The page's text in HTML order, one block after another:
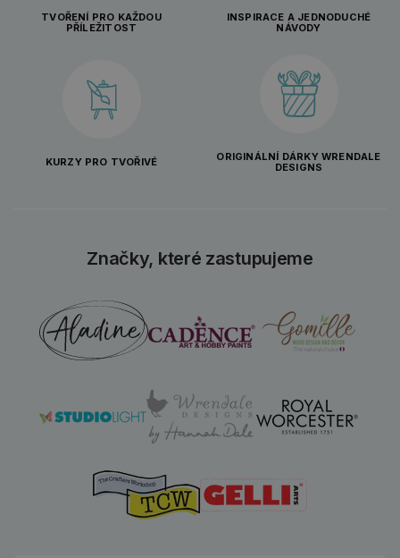
TVOŘENÍ PRO KAŽDOU
PŘÍLEŽITOST
INSPIRACE A JEDNODUCHÉ
NÁVODY
KURZY PRO TVOŘIVÉ
ORIGINÁLNÍ DÁRKY WRENDALE
DESIGNS
Značky, které zastupujeme